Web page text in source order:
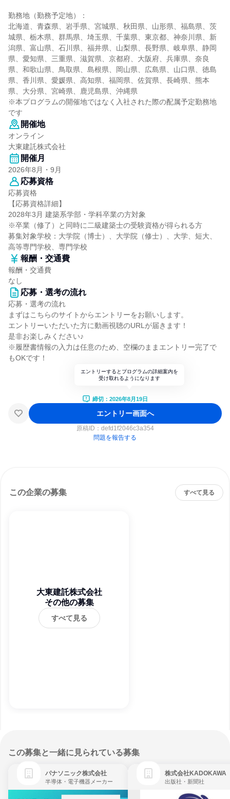
勤務地（勤務予定地）：
北海道、青森県、岩手県、宮城県、秋田県、山形県、福島県、茨
城県、栃木県、群馬県、埼玉県、千葉県、東京都、神奈川県、新
潟県、富山県、石川県、福井県、山梨県、長野県、岐阜県、静岡
県、愛知県、三重県、滋賀県、京都府、大阪府、兵庫県、奈良
県、和歌山県、鳥取県、島根県、岡山県、広島県、山口県、徳島
県、香川県、愛媛県、高知県、福岡県、佐賀県、長崎県、熊本
県、大分県、宮崎県、鹿児島県、沖縄県
※本プログラムの開催地ではなく入社された際の配属予定勤務地
です
開催地
オンライン
大東建託株式会社
開催月
2026年8月・9月
応募資格
応募資格
【応募資格詳細】
2028年3月 建築系学部・学科卒業の方対象
※卒業（修了）と同時に二級建築士の受験資格が得られる方
募集対象学校：大学院（博士）、大学院（修士）、大学、短大、
高等専門学校、専門学校
報酬・交通費
報酬・交通費
なし
応募・選考の流れ
応募・選考の流れ
まずはこちらのサイトからエントリーをお願いします。
エントリーいただいた方に動画視聴のURLが届きます！
是非お楽しみください♪
※履歴書情報の入力は任意のため、空欄のままエントリー完了で
もOKです！
エントリーするとプログラムの詳細案内を
受け取れるようになります
締切：2026年8月19日
エントリー画面へ
原稿ID： defd1f2046c3a354
問題を報告する
この企業の募集 すべて見る
大東建託株式会社
その他の募集
すべて見る
この募集と一緒に見られている募集
パナソニック株式会社
半導体・電子機器メーカー
株式会社KADOKAWA
出版社・新聞社